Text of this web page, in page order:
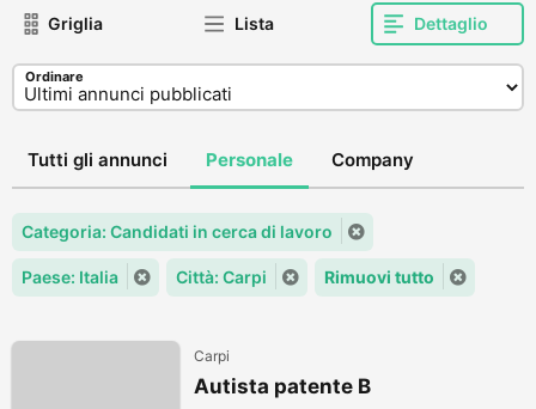
Griglia Lista Dettaglio
Ordinare
Tutti gli annunci Personale Company
Categoria: Candidati in cerca di lavoro
Paese: Italia Città: Carpi Rimuovi tutto
Carpi
Autista patente B